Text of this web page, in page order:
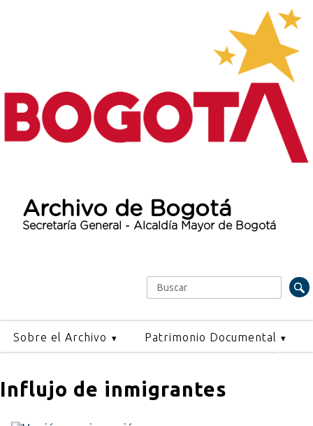
Archivo de Bogotá
Secretaría General - Alcaldía Mayor de Bogotá
Formulario de búsqueda
Buscar
Sobre el Archivo Patrimonio Documental
Influjo de inmigrantes